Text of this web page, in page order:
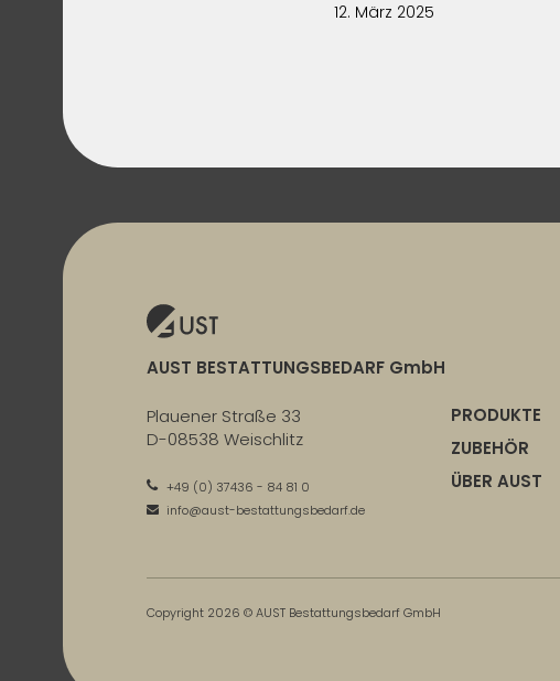
12. März 2025
AUST BESTATTUNGSBEDARF GmbH
Plauener Straße 33
D-08538 Weischlitz
+49 (0) 37436 - 84 81 0
info@aust-bestattungsbedarf.de
PRODUKTE
ZUBEHÖR
ÜBER AUST
Copyright 2026 © AUST Bestattungsbedarf GmbH